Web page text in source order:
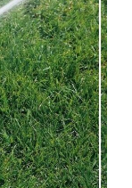
0560048269